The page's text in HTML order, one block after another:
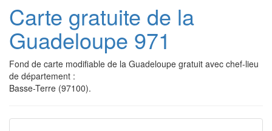
Carte gratuite de la
Guadeloupe 971
Fond de carte modifiable de la Guadeloupe gratuit avec chef-lieu
de département :
Basse-Terre (97100).